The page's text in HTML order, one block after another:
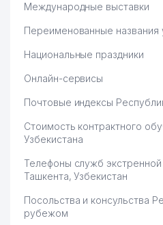
Международные выставки
Переименованные названия
Национальные праздники
Онлайн-сервисы
Почтовые индексы
Стоимость контрактного
Узбекистана
Телефоны служб
Ташкента, Узбекистан
Посольства и консульства
рубежом